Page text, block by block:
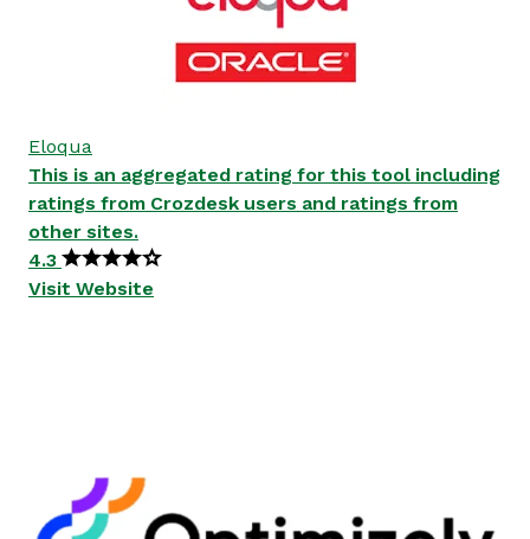
Eloqua
This is an aggregated rating for this tool including
ratings from Crozdesk users and ratings from
other sites.
4.3
Visit Website